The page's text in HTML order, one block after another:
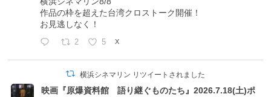
作品の枠を超えた台湾クロストーク開催！
お見逃しなく！
2 5 X
横浜シネマリン リツイートされました
映画『原爆資料館 語り継ぐものたち』2026.7.18(土)ポ